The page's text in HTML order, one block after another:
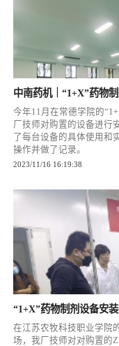
中南药机｜“1+X”药物
今年11月在常德学院的
厂技师对购置的设备进行
了每台设备的具体使用和
操作并做了记录。
2023/11/16 16:19:38
“1+X”药物制剂设备安
在江苏农牧科技职业学院
场，我厂技师对对购置的